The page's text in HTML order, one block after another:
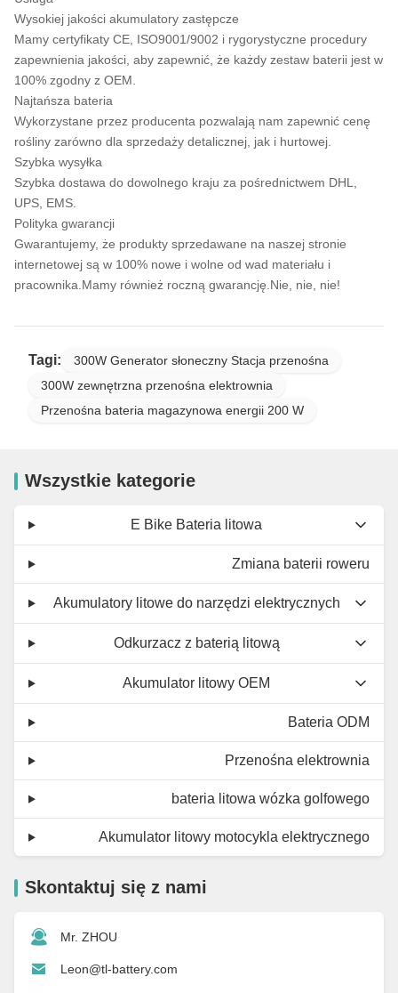
Wysokiej jakości akumulatory zastępcze
Mamy certyfikaty CE, ISO9001/9002 i rygorystyczne procedury
zapewnienia jakości, aby zapewnić, że każdy zestaw baterii jest w
100% zgodny z OEM.
Najtańsza bateria
Wykorzystane przez producenta pozwalają nam zapewnić cenę
rośliny zarówno dla sprzedaży detalicznej, jak i hurtowej.
Szybka wysyłka
Szybka dostawa do dowolnego kraju za pośrednictwem DHL,
UPS, EMS.
Polityka gwarancji
Gwarantujemy, że produkty sprzedawane na naszej stronie
internetowej są w 100% nowe i wolne od wad materiału i
pracownika.Mamy również roczną gwarancję.Nie, nie, nie!
Tagi:
300W Generator słoneczny Stacja przenośna
300W zewnętrzna przenośna elektrownia
Przenośna bateria magazynowa energii 200 W
Wszystkie kategorie
E Bike Bateria litowa
Zmiana baterii roweru
Akumulatory litowe do narzędzi elektrycznych
Odkurzacz z baterią litową
Akumulator litowy OEM
Bateria ODM
Przenośna elektrownia
bateria litowa wózka golfowego
Akumulator litowy motocykla elektrycznego
Skontaktuj się z nami
Mr. ZHOU
Leon@tl-battery.com